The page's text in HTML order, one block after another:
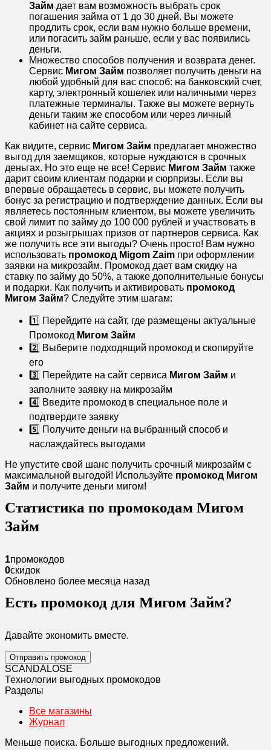
Займ дает вам возможность выбрать срок
погашения займа от 1 до 30 дней. Вы можете
продлить срок, если вам нужно больше времени,
или погасить займ раньше, если у вас появились
деньги.
Множество способов получения и возврата денег.
Сервис Мигом Займ позволяет получить деньги на
любой удобный для вас способ: на банковский счет,
карту, электронный кошелек или наличными через
платежные терминалы. Также вы можете вернуть
деньги таким же способом или через личный
кабинет на сайте сервиса.
Как видите, сервис Мигом Займ предлагает множество
выгод для заемщиков, которые нуждаются в срочных
деньгах. Но это еще не все! Сервис Мигом Займ также
дарит своим клиентам подарки и сюрпризы. Если вы
впервые обращаетесь в сервис, вы можете получить
бонус за регистрацию и подтверждение данных. Если вы
являетесь постоянным клиентом, вы можете увеличить
свой лимит по займу до 100 000 рублей и участвовать в
акциях и розыгрышах призов от партнеров сервиса. Как
же получить все эти выгоды? Очень просто! Вам нужно
использовать промокод Migom Zaim при оформлении
заявки на микрозайм. Промокод дает вам скидку на
ставку по займу до 50%, а также дополнительные бонусы
и подарки. Как получить и активировать промокод
Мигом Займ? Следуйте этим шагам:
1️⃣ Перейдите на сайт, где размещены актуальные
Промокод Мигом Займ
2️⃣ Выберите подходящий промокод и скопируйте
его
3️⃣ Перейдите на сайт сервиса Мигом Займ и
заполните заявку на микрозайм
4️⃣ Введите промокод в специальное поле и
подтвердите заявку
5️⃣ Получите деньги на выбранный способ и
наслаждайтесь выгодами
Не упустите свой шанс получить срочный микрозайм с
максимальной выгодой! Используйте промокод Мигом
Займ и получите деньги мигом!
Статистика по промокодам Мигом
Займ
1промокодов
0скидок
Обновлено более месяца назад
Есть промокод для Мигом Займ?
Давайте экономить вместе.
Отправить промокод
SCANDALOSE
Технологии выгодных промокодов
Разделы
Все магазины
Журнал
Меньше поиска. Больше выгодных предложений.